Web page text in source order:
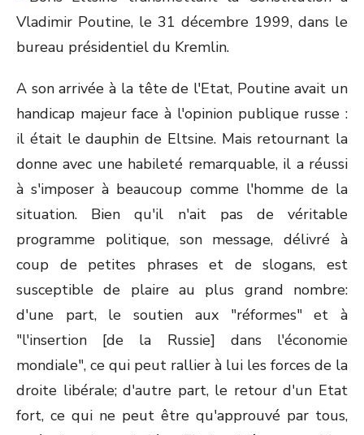
A son arrivée à la tête de l'Etat, Poutine avait un
handicap majeur face à l'opinion publique russe :
il était le dauphin de Eltsine. Mais retournant la
donne avec une habileté remarquable, il a réussi
à s'imposer à beaucoup comme l'homme de la
situation. Bien qu'il n'ait pas de véritable
programme politique, son message, délivré à
coup de petites phrases et de slogans, est
susceptible de plaire au plus grand nombre:
d'une part, le soutien aux "réformes" et à
"l'insertion [de la Russie] dans l'économie
mondiale", ce qui peut rallier à lui les forces de la
droite libérale; d'autre part, le retour d'un Etat
fort, ce qui ne peut être qu'approuvé par tous,